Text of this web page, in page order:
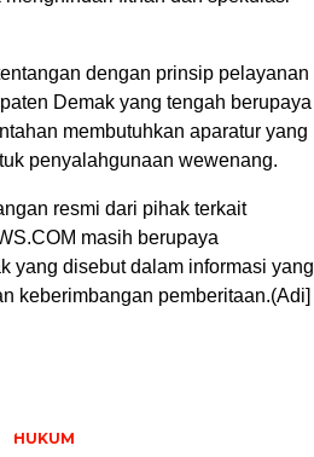
dengan prinsip pelayanan
Demak yang tengah berupaya
membutuhkan aparatur yang
penyalahgunaan wewenang.
resmi dari pihak terkait
masih berupaya
yang disebut dalam informasi yang
keberimbangan pemberitaan.(Adi]
HUKUM